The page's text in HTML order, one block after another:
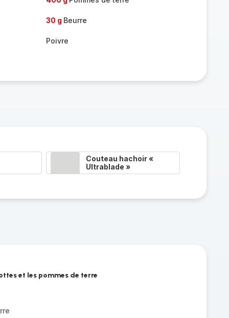
30 g Beurre
Poivre
Couteau hachoir «
Ultrablade »
et les pommes de terre